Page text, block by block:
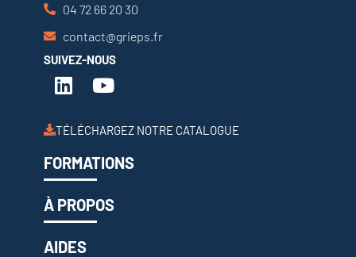
04 72 66 20 30
contact@grieps.fr
SUIVEZ-NOUS
TÉLÉCHARGEZ NOTRE CATALOGUE
FORMATIONS
À PROPOS
AIDES